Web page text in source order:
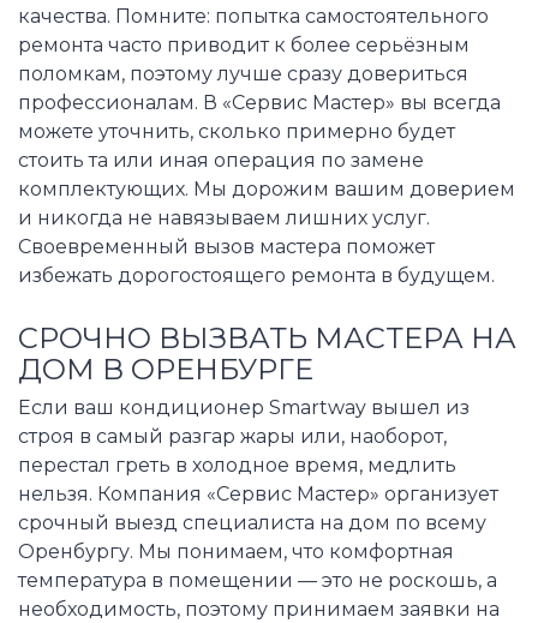
качества. Помните: попытка самостоятельного
ремонта часто приводит к более серьёзным
поломкам, поэтому лучше сразу довериться
профессионалам. В «Сервис Мастер» вы всегда
можете уточнить, сколько примерно будет
стоить та или иная операция по замене
комплектующих. Мы дорожим вашим доверием
и никогда не навязываем лишних услуг.
Своевременный вызов мастера поможет
избежать дорогостоящего ремонта в будущем.
СРОЧНО ВЫЗВАТЬ МАСТЕРА НА
ДОМ В ОРЕНБУРГЕ
Если ваш кондиционер Smartway вышел из
строя в самый разгар жары или, наоборот,
перестал греть в холодное время, медлить
нельзя. Компания «Сервис Мастер» организует
срочный выезд специалиста на дом по всему
Оренбургу. Мы понимаем, что комфортная
температура в помещении — это не роскошь, а
необходимость, поэтому принимаем заявки на